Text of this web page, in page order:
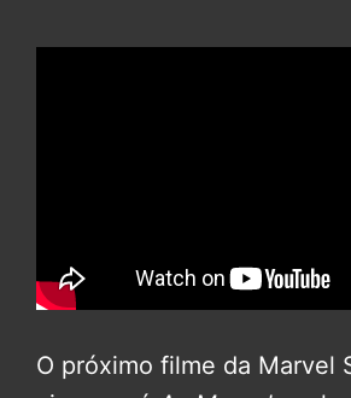
O próximo filme da Marvel